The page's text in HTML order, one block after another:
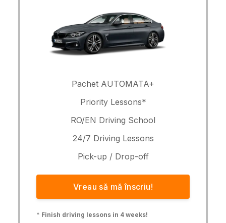
Pachet AUTOMATA+
Priority Lessons*
RO/EN Driving School
24/7 Driving Lessons
Pick-up / Drop-off
Vreau să mă înscriu!
* Finish driving lessons in 4 weeks!